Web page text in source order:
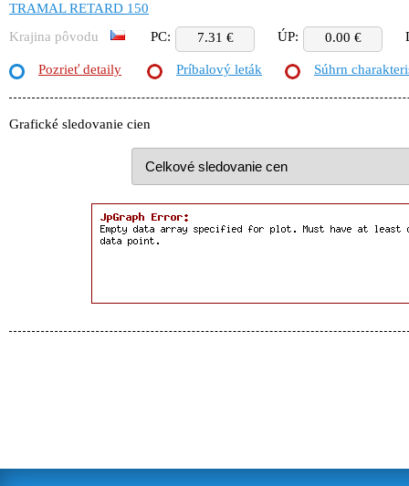
TRAMAL RETARD 150
Krajina pôvodu
PC: 7.31 € ÚP: 0.00 €
Pozrieť detaily Príbalový leták Súhrn
Grafické sledovanie cien